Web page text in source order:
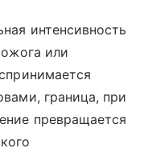
интенсивность
или
граница, при
превращается